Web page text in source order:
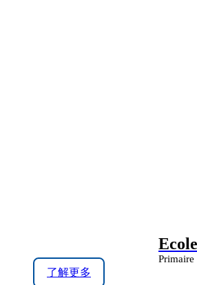
了解更多
Primaire